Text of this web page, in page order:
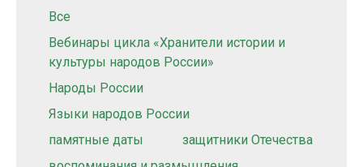
Все
Вебинары цикла «Хранители истории и
культуры народов России»
Народы России
Языки народов России
памятные даты
защитники Отечества